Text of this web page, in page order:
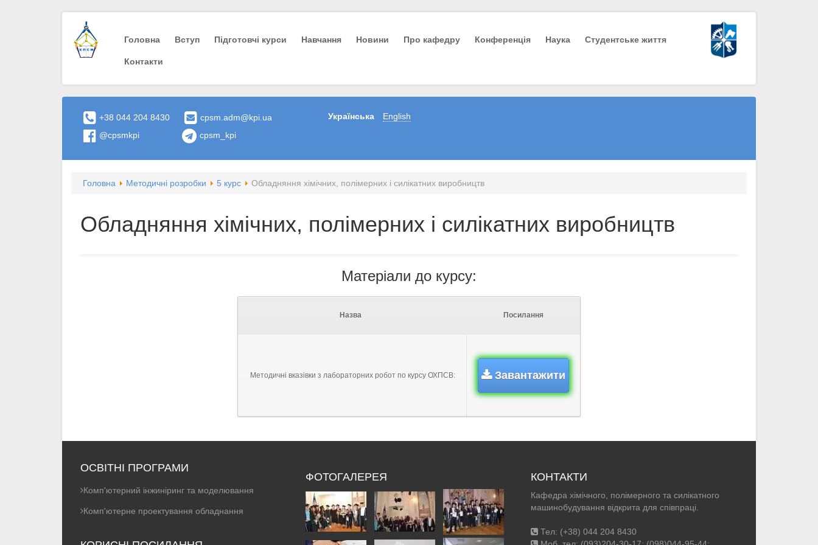
Головна Вступ Пiдготовчi курси Навчання Новини Про кафедру Конференція Наука Студентське життя
Контакти
+38 044 204 8430
cpsm.adm@kpi.ua
@cpsmkpi
cpsm_kpi
Українська English
Головна Методичні розробки 5 курс Обладняння хімічних, полімерних і силікатних виробництв
Обладняння хімічних, полімерних і силікатних виробництв
Матеріали до курсу:
Назва Посилання
Методичні вказівки з лабораторних робот по курсу ОХПСВ: Завантажити
ОСВІТНІ ПРОГРАМИ
Комп'ютерний інжиніринг та моделювання
Комп'ютерне проектування обладнання
ФОТОГАЛЕРЕЯ КОНТАКТИ
Кафедра хімічного, полімерного та силікатного
машинобудування відкрита для співпраці.
Тел: (+38) 044 204 8430